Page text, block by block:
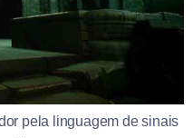
pela linguagem de sinais